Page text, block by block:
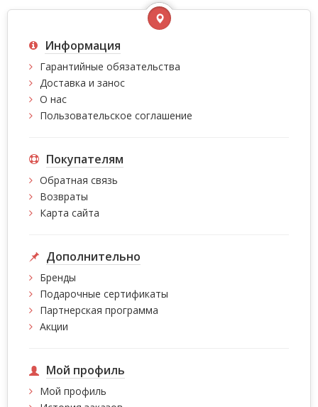
Информация
Гарантийные обязательства
Доставка и занос
О нас
Пользовательское соглашение
Покупателям
Обратная связь
Возвраты
Карта сайта
Дополнительно
Бренды
Подарочные сертификаты
Партнерская программа
Акции
Мой профиль
Мой профиль